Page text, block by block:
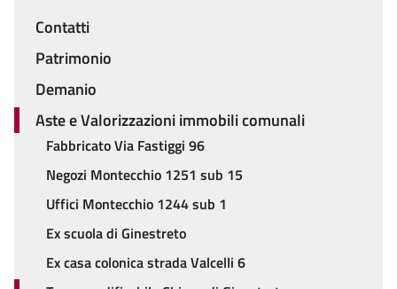
Menu
Contatti
Patrimonio
Demanio
Aste e Valorizzazioni immobili comunali
Fabbricato Via Fastiggi 96
Negozi Montecchio 1251 sub 15
Uffici Montecchio 1244 sub 1
Ex scuola di Ginestreto
Ex casa colonica strada Valcelli 6